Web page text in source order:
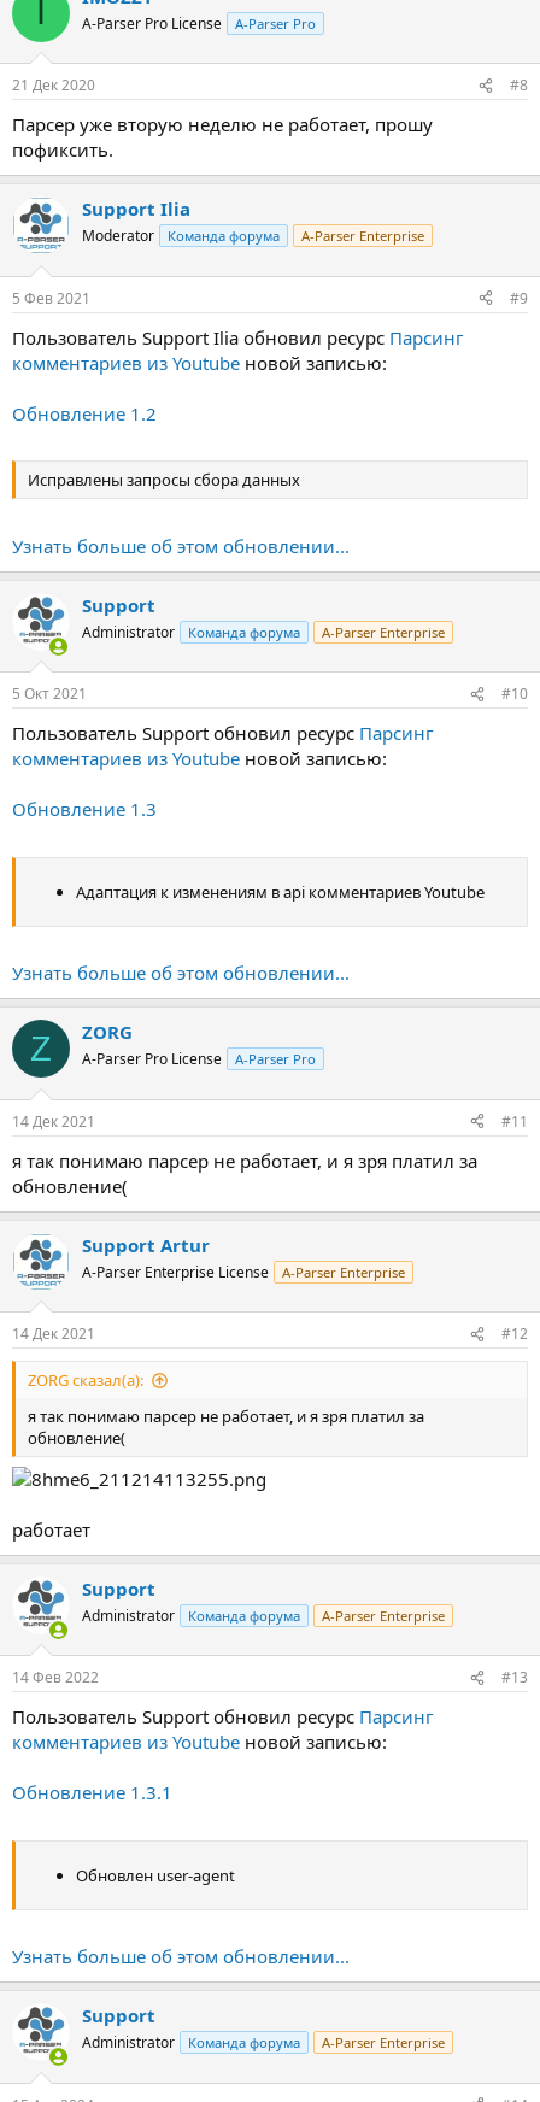
A-Parser Pro License A-Parser Pro
21 Дек 2020 #8
Парсер уже вторую неделю не работает, прошу
пофиксить.
Support Ilia
Moderator Команда форума A-Parser Enterprise
5 Фев 2021 #9
Пользователь Support Ilia обновил ресурс Парсинг
комментариев из Youtube новой записью:
Обновление 1.2
Исправлены запросы сбора данных
Узнать больше об этом обновлении...
Support
Administrator Команда форума A-Parser Enterprise
5 Окт 2021 #10
Пользователь Support обновил ресурс Парсинг
комментариев из Youtube новой записью:
Обновление 1.3
Адаптация к изменениям в api комментариев Youtube
Узнать больше об этом обновлении...
Z ZORG
A-Parser Pro License A-Parser Pro
14 Дек 2021 #11
я так понимаю парсер не работает, и я зря платил за
обновление(
Support Artur
A-Parser Enterprise License A-Parser Enterprise
14 Дек 2021 #12
ZORG сказал(а):
я так понимаю парсер не работает, и я зря платил за
обновление(
работает
Support
Administrator Команда форума A-Parser Enterprise
14 Фев 2022 #13
Пользователь Support обновил ресурс Парсинг
комментариев из Youtube новой записью:
Обновление 1.3.1
Обновлен user-agent
Узнать больше об этом обновлении...
Support
Administrator Команда форума A-Parser Enterprise